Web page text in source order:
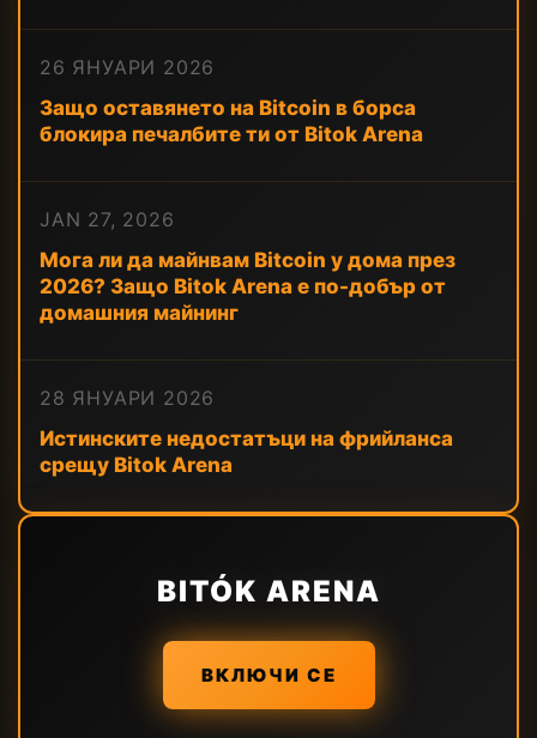
26 ЯНУАРИ 2026
Защо оставянето на Bitcoin в борса
блокира печалбите ти от Bitok Arena
JAN 27, 2026
Мога ли да майнвам Bitcoin у дома през
2026? Защо Bitok Arena е по-добър от
домашния майнинг
28 ЯНУАРИ 2026
Истинските недостатъци на фрийланса
срещу Bitok Arena
BITÓK ARENA
ВКЛЮЧИ СЕ